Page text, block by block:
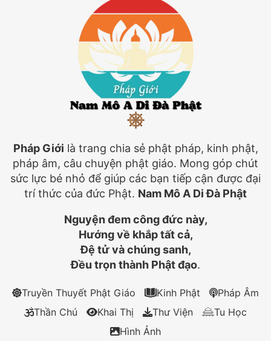
Pháp Giới là trang chia sẻ phật pháp, kinh phật,
pháp âm, câu chuyện phật giáo. Mong góp chút
sức lực bé nhỏ để giúp các bạn tiếp cận được đại
trí thức của đức Phật. Nam Mô A Di Đà Phật
Nguyện đem công đức này,
Hướng về khắp tất cả,
Đệ tử và chúng sanh,
Đều trọn thành Phật đạo.
Truyền Thuyết Phật Giáo Kinh Phật
Pháp Âm
Thần Chú
Khai Thị Thư Viện
Tu Học
Hình Ảnh